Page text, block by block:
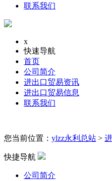
联系我们
x
快速导航
首页
公司简介
进出口贸易资讯
进出口贸易信息
联系我们
您当前位置： ylzz永利总站 >
快捷导航
公司简介